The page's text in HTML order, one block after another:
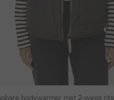
bodywarmer met 2-wegs rits